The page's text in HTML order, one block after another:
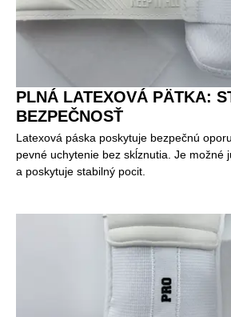
PLNÁ LATEXOVÁ PÄTKA:
BEZPEČNOSŤ
Latexová páska poskytuje bezpečnú
pevné uchytenie bez skĺznutia. Je možné
a poskytuje stabilný pocit.